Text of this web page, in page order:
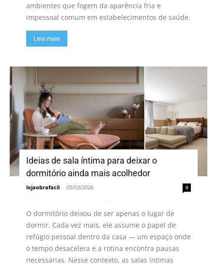
ambientes que fogem da aparência fria e
impessoal comum em estabelecimentos de saúde.
Leia mais
Ideias de sala íntima para deixar o
dormitório ainda mais acolhedor
lojaobrafacil - 05/03/2026 0
O dormitório deixou de ser apenas o lugar de
dormir. Cada vez mais, ele assume o papel de
refúgio pessoal dentro da casa — um espaço onde
o tempo desacelera e a rotina encontra pausas
necessárias. Nesse contexto, as salas íntimas